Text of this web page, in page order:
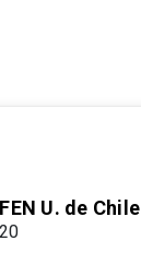
U. de Chile